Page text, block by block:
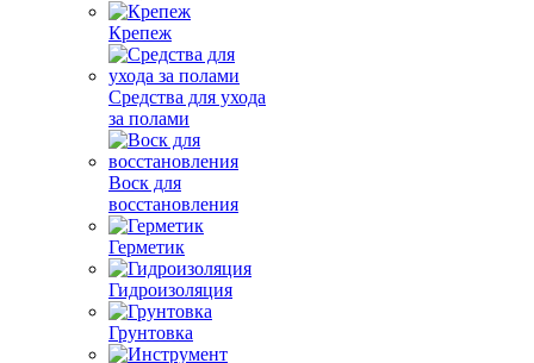
Крепеж
Средства для ухода
за полами
Воск для
восстановления
Герметик
Гидроизоляция
Грунтовка